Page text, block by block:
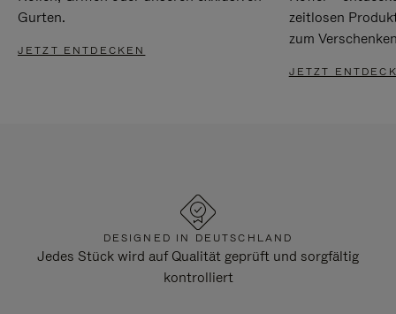
Gurten.
JETZT ENTDECKEN
zeitlosen
zum
JETZT
DESIGNED IN DEUTSCHLAND
Jedes Stück wird auf Qualität geprüft und sorgfältig
kontrolliert